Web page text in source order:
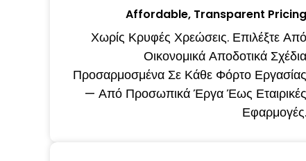
Affordable, Transparent Pricing
Χωρίς Κρυφές Χρεώσεις. Επιλέξτε Από
Οικονομικά Αποδοτικά Σχέδια
Προσαρμοσμένα Σε Κάθε Φόρτο Εργασίας
— Από Προσωπικά Έργα Έως Εταιρικές
Εφαρμογές.